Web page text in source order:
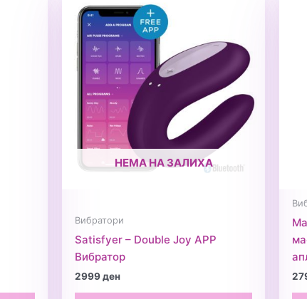
НЕМА НА ЗАЛИХА
Вибратори
Satisfyer – Double Joy APP
Вибратор
2999ден